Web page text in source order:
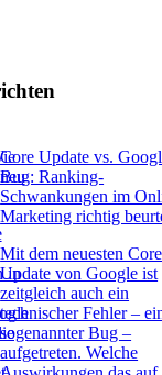
in
Core Update vs.
Bug: Ranking-
Schwankungen im
Marketing richtig
Mit dem neuesten Core
Update von Google ist
zeitgleich auch ein
technischer Fehler –
sogenannter Bug –
aufgetreten. Welche